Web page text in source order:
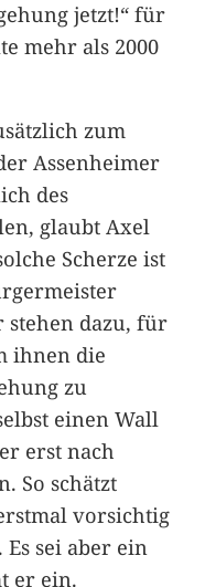
jetzt!“ für
mehr als 2000
zum
Assenheimer
des
glaubt Axel
Scherze ist
stehen dazu, für
ihnen die
zu
einen Wall
erst nach
So schätzt
vorsichtig
Es sei aber ein
er ein.